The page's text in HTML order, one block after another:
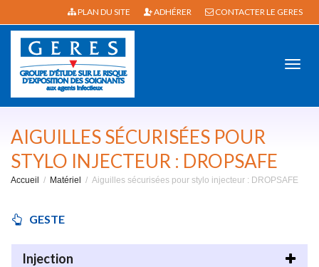
PLAN DU SITE ADHÉRER CONTACTER LE GERES
AIGUILLES SÉCURISÉES POUR
STYLO INJECTEUR : DROPSAFE
Accueil Matériel Aiguilles sécurisées pour stylo injecteur : DROPSAFE
GESTE
Injection